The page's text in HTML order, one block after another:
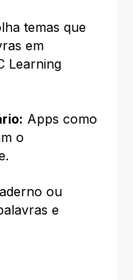
temas que
em
Learning
Apps como
o
ou
e